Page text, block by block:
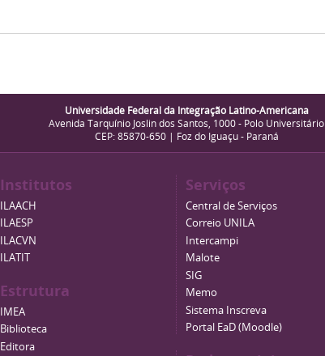
Universidade Federal da Integração Latino-Americana
Avenida Tarquínio Joslin dos Santos, 1000 - Polo Universitário
CEP: 85870-650 | Foz do Iguaçu - Paraná
Institutos
ILAACH
ILAESP
ILACVN
ILATIT
Estrutura
IMEA
Biblioteca
Editora
Serviços
Central de Serviços
Correio UNILA
Intercampi
Malote
SIG
Memo
Sistema Inscreva
Portal EaD (Moodle)